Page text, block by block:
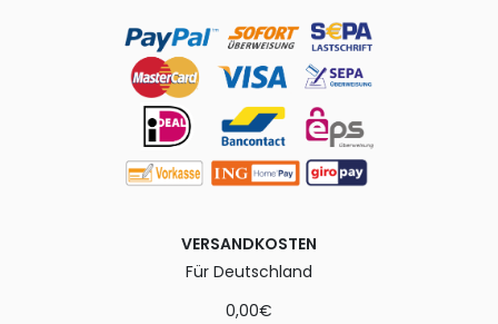
VERSANDKOSTEN
Für Deutschland
0,00€